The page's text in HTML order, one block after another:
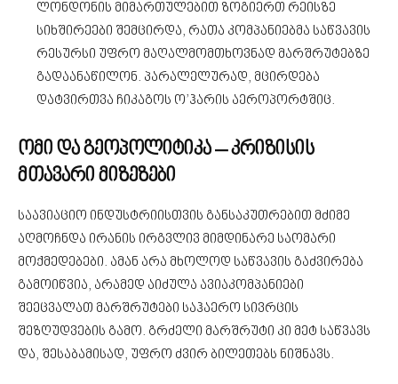
ლონდონის მიმართულებით ზოგიერთ რეისზე
სიხშირეები შემცირდა, რათა კომპანიებმა საწვავის
რესურსი უფრო მაღალმომთხოვნად მარშრუტებზე
გადაანაწილონ. პარალელურად, მცირდება
დატვირთვა ჩიკაგოს ო’ჰარის აეროპორტშიც.
ომი და გეოპოლიტიკა – კრიზისის
მთავარი მიზეზები
საავიაციო ინდუსტრიისთვის განსაკუთრებით მძიმე
აღმოჩნდა ირანის ირგვლივ მიმდინარე საომარი
მოქმედებები. ამან არა მხოლოდ საწვავის გაძვირება
გამოიწვია, არამედ აიძულა ავიაკომპანიები
შეეცვალათ მარშრუტები საჰაერო სივრცის
შეზღუდვების გამო. გრძელი მარშრუტი კი მეტ საწვავს
და, შესაბამისად, უფრო ძვირ ბილეთებს ნიშნავს.